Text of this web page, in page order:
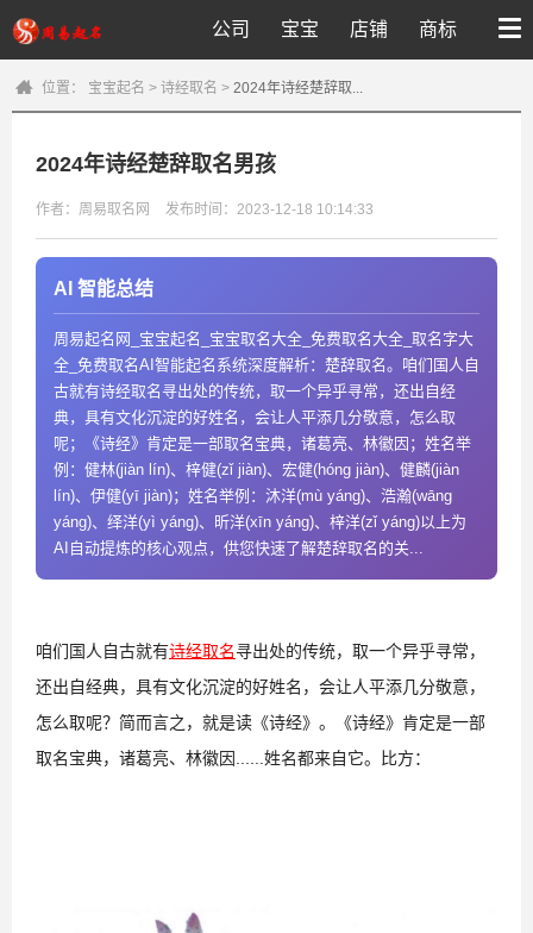
公司 宝宝 店铺 商标
位置： 宝宝起名 > 诗经取名 > 2024年诗经楚辞取...
2024年诗经楚辞取名男孩
作者：周易取名网 发布时间：2023-12-18 10:14:33
AI 智能总结
周易起名网_宝宝起名_宝宝取名大全_免费取名大全_取名字大
全_免费取名AI智能起名系统深度解析：楚辞取名。咱们国人自
古就有诗经取名寻出处的传统，取一个异乎寻常，还出自经
典，具有文化沉淀的好姓名，会让人平添几分敬意，怎么取
呢；《诗经》肯定是一部取名宝典，诸葛亮、林徽因；姓名举
例：健林(jiàn lín)、梓健(zǐ jiàn)、宏健(hóng jiàn)、健麟(jiàn
lín)、伊健(yī jiàn)；姓名举例：沐洋(mù yáng)、浩瀚(wāng
yáng)、绎洋(yì yáng)、昕洋(xīn yáng)、梓洋(zǐ yáng)以上为
AI自动提炼的核心观点，供您快速了解楚辞取名的关...
咱们国人自古就有诗经取名寻出处的传统，取一个异乎寻常，
还出自经典，具有文化沉淀的好姓名，会让人平添几分敬意，
怎么取呢？简而言之，就是读《诗经》。《诗经》肯定是一部
取名宝典，诸葛亮、林徽因......姓名都来自它。比方：